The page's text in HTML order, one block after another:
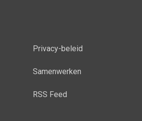
Privacy-beleid
Samenwerken
RSS Feed